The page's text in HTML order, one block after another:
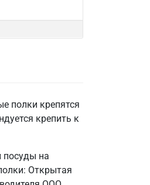
полки крепятся
крепить к
посуды на
Открытая